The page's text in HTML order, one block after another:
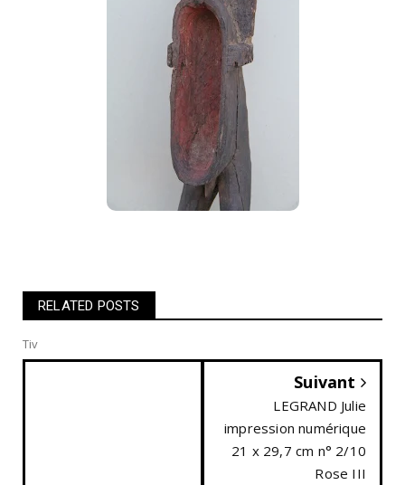
RELATED POSTS
Tiv
Suivant
LEGRAND Julie
impression numérique
21 x 29,7 cm n° 2/10
Rose III